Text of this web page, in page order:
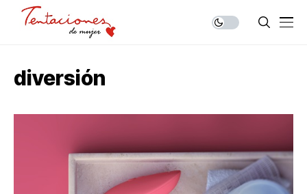
diversión